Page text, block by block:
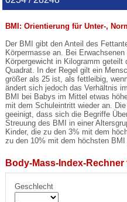
BMI: Orientierung für Unter-,
Der BMI gibt den Anteil des
Körpermasse an. Bei
Körpergewicht in Kilogramm
Quadrat. In der Regel gilt ein
größer als 25 ist, als fettleibig,
ändert sich jedoch das Verhältnis
BMI bei Babys im Mittel etwas
mit dem Schuleintritt wieder an.
geeinigt, dass sich die Begriffe
Streuung des BMI in einer
Kinder, die zu den 3% mit dem
zu den 10% mit dem höchsten BMI
Body-Mass-Index-
Geschlecht